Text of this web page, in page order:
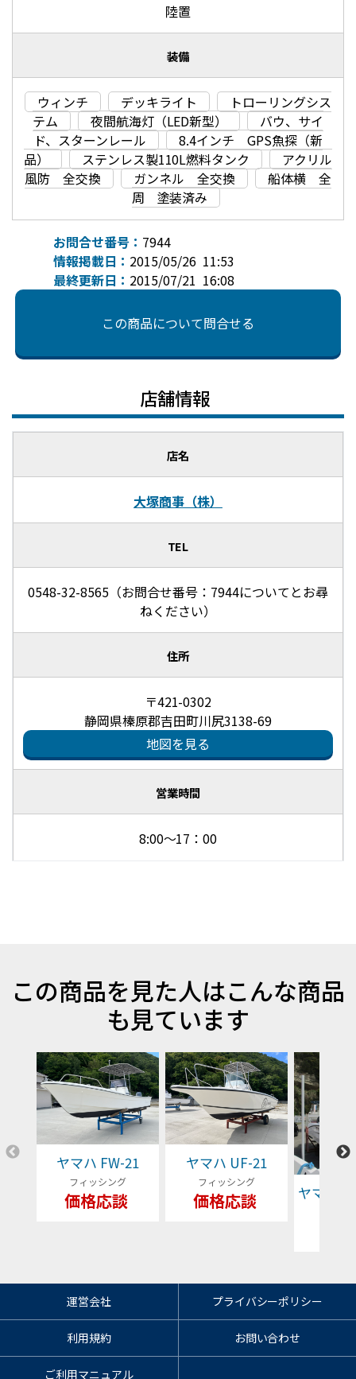
陸置
装備
ウィンチ デッキライト
トローリングシス
テム
夜間航海灯（LED新型）
バウ、サイ
ド、スターンレール
8.4インチ GPS魚探（新
品）
ステンレス製110L燃料タンク
アクリル
風防 全交換
ガンネル 全交換
船体横 全
周 塗装済み
お問合せ番号： 7944
情報掲載日： 2015/05/26 11:53
最終更新日： 2015/07/21 16:08
この商品について問合せる
店舗情報
店名
大塚商事（株）
TEL
0548-32-8565（お問合せ番号：7944についてとお尋
ねください）
住所
〒421-0302
静岡県榛原郡吉田町川尻3138-69
地図を見る
営業時間
8:00～17：00
この商品を見た人はこんな商品
も見ています
ヤマハ FW-21
フィッシング
価格応談
ヤマハ UF-21
フィッシング
価格応談 ヤマハ
運営会社 プライバシーポリシー
利用規約 お問い合わせ
ご利用マニュアル